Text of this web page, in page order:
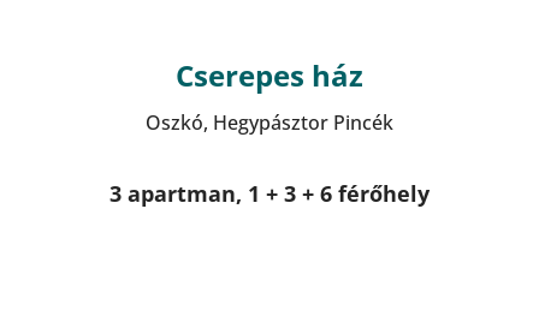
Cserepes ház
Oszkó, Hegypásztor Pincék
3 apartman, 1 + 3 + 6 férőhely